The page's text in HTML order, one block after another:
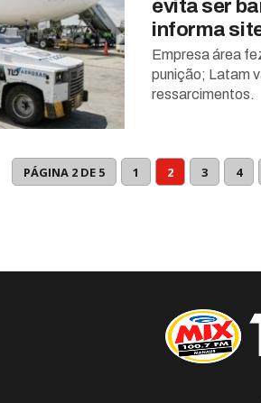
evita ser
informa
Empresa área
punição; Latam
ressarcimentos.
PÁGINA 2 DE 5 1 2 3 4